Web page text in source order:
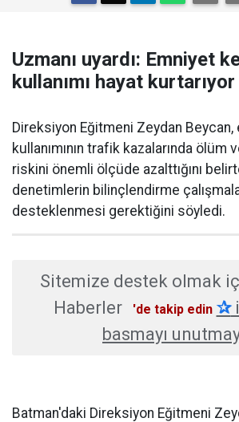
Uzmanı uyardı: Emniyet
kullanımı hayat kurtarıyor
Direksiyon Eğitmeni Zeydan
kullanımının trafik kazalarında ölüm
riskini önemli ölçüde azalttığını
denetimlerin bilinçlendirme
desteklenmesi gerektiğini söyledi.
Sitemize destek olmak
Haberler
'de takip edin ✰
basmayı
Batman'daki Direksiyon Eğitmeni